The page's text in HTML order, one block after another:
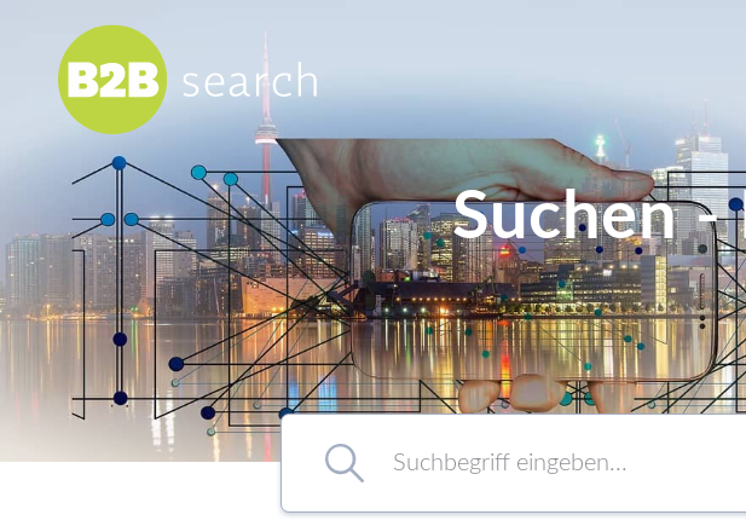
Chemie/Pharma
Food
Healthcare
Kunststoff
MEM
Verpackung
Verbände
Suchen -
Suchbegriff eingeben…